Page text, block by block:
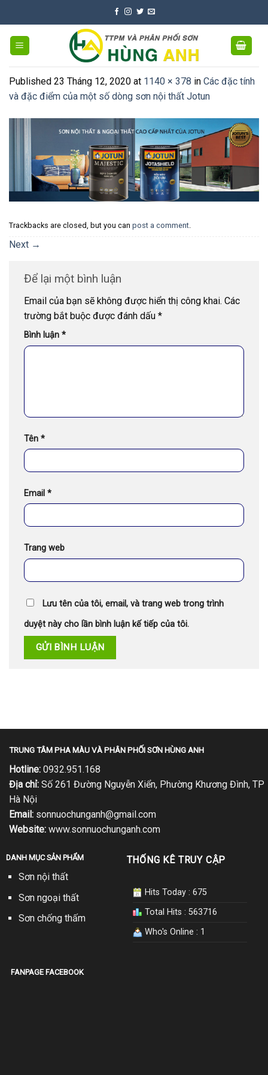
to
content
Published 23 Tháng 12, 2020 at 1140 × 378 in Các đặc tính
và đặc điểm của một số dòng sơn nội thất Jotun
Trackbacks are closed, but you can post a comment
Next →
Để lại một bình luận
Email của bạn sẽ không được hiển thị công khai. Các
trường bắt buộc được đánh dấu *
Bình luận *
Tên *
Email *
Trang web
Lưu tên của tôi, email, và trang web trong trình
duyệt này cho lần bình luận kế tiếp của tôi.
TRUNG TÂM PHA MÀU VÀ PHÂN PHỐI SƠN HÙNG ANH
Hotline: 0932.951.168
Địa chỉ: Số 261 Đường Nguyễn Xiển, Phường Khương Đình, TP
Hà Nội
Email: sonnuochunganh@gmail.com
Website: www.sonnuochunganh.com
DANH MỤC SẢN PHẨM
Sơn nội thất
Sơn ngoại thất
Sơn chống thấm
THỐNG KÊ TRUY CẬP
Hits Today : 675
Total Hits : 563716
Who's Online : 1
FANPAGE FACEBOOK